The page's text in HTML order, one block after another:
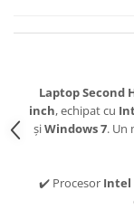
Laptop Second
inch, echipat cu
șiWindows 7. Un
✔️ Procesor Intel